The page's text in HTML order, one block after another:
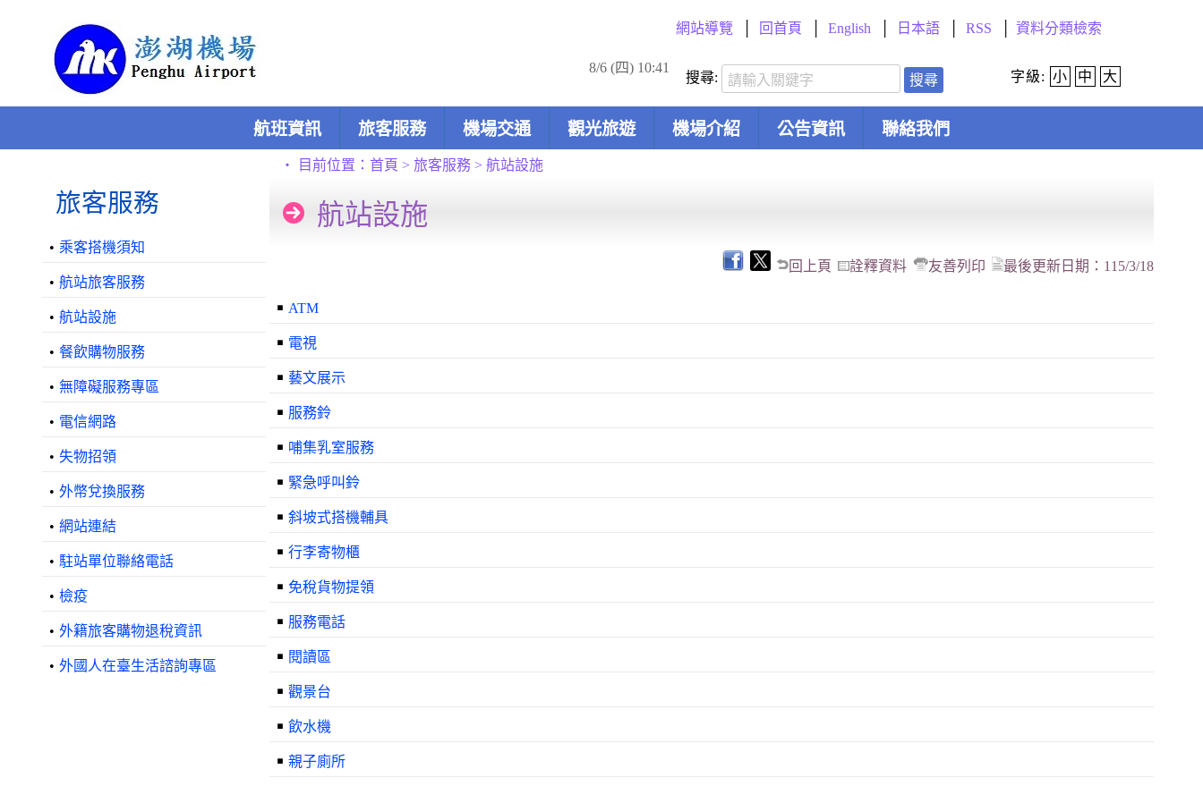
網站導覽 回首頁 English 日本語 RSS 資料分類檢索
8/6 (四) 10:41
搜尋: 搜尋 字級: 小 中 大
航班資訊 旅客服務 機場交通 觀光旅遊 機場介紹 公告資訊 聯絡我們
旅客服務
• 乘客搭機須知
• 航站旅客服務
• 航站設施
• 餐飲購物服務
• 無障礙服務專區
• 電信網路
• 失物招領
• 外幣兌換服務
• 網站連結
• 駐站單位聯絡電話
• 檢疫
• 外籍旅客購物退稅資訊
• 外國人在臺生活諮詢專區
‧ 目前位置： 首頁 > 旅客服務 > 航站設施
航站設施
回上頁 詮釋資料 友善列印 最後更新日期： 115/3/18
￭ ATM
￭ 電視
￭ 藝文展示
￭ 服務鈴
￭ 哺集乳室服務
￭ 緊急呼叫鈴
￭ 斜坡式搭機輔具
￭ 行李寄物櫃
￭ 免稅貨物提領
￭ 服務電話
￭ 閱讀區
￭ 觀景台
￭ 飲水機
￭ 親子廁所